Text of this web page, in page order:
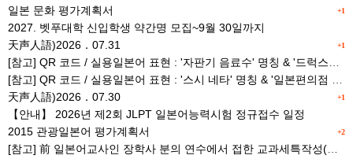
+1
일본 문화 평가계획서
2027. 벳푸대학 신입학생 약간명 모집~9월 30일까지
+1
天声人語)2026．07.31
+1
天声人語)2026．07.30
【안내】 2026년 제2회 JLPT 일본어능력시험 정규접수 일정
+2
2015 관광일본어 평가계획서